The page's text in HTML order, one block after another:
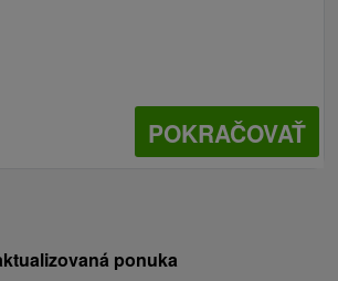
POKRAČOVAŤ
ponuka